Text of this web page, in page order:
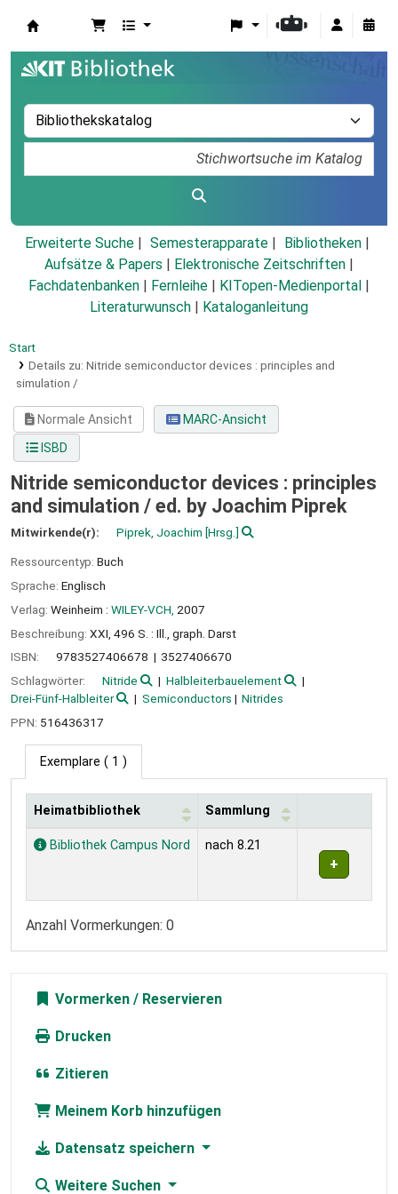
Erweiterte Suche Semesterapparate
Bibliotheken
Aufsätze & Papers
Elektronische Zeitschriften
Fachdatenbanken
Fernleihe KITopen-Medienportal
Literaturwunsch
Kataloganleitung
Start
Details zu: Nitride semiconductor devices : principles and
simulation /
Normale Ansicht
MARC-Ansicht
ISBD
Nitride semiconductor devices : principles
and simulation / ed. by Joachim Piprek
Mitwirkende(r): Piprek, Joachim [Hrsg.]
Ressourcentyp: Buch
Sprache: Englisch
Verlag: Weinheim : WILEY-VCH, 2007
Beschreibung: XXI, 496 S. : Ill., graph. Darst
ISBN:
9783527406678
3527406670
Schlagwörter:
Nitride
Halbleiterbauelement
Drei-Fünf-Halbleiter
Semiconductors
Nitrides
PPN: 516436317
Exemplare ( 1 )
Exemplare
Heimatbibliothek Sammlung
Bibliothek Campus Nord nach 8.21
Anzahl Vormerkungen: 0
Vormerken
Drucken
Zitieren
Meinem Korb hinzufügen
Datensatz speichern
Weitere Suchen